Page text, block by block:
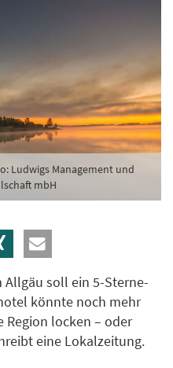
Ludwigs Management und
mbH
Allgäu soll ein 5-Sterne-
könnte noch mehr
Region locken – oder
eine Lokalzeitung.
8.30 Uhr)
zur Kenntnis
nicht